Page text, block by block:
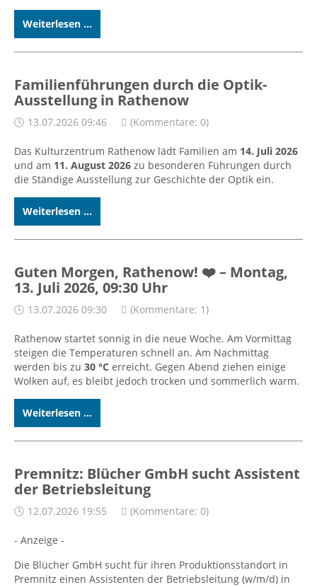
Weiterlesen ...
Familienführungen durch die Optik-
Ausstellung in Rathenow
13.07.2026 09:46 (Kommentare: 0)
Das Kulturzentrum Rathenow lädt Familien am 14. Juli 2026
und am 11. August 2026 zu besonderen Führungen durch
die Ständige Ausstellung zur Geschichte der Optik ein.
Weiterlesen ...
Guten Morgen, Rathenow! ❤️ – Montag,
13. Juli 2026, 09:30 Uhr
13.07.2026 09:30 (Kommentare: 1)
Rathenow startet sonnig in die neue Woche. Am Vormittag
steigen die Temperaturen schnell an. Am Nachmittag
werden bis zu 30 °C erreicht. Gegen Abend ziehen einige
Wolken auf, es bleibt jedoch trocken und sommerlich warm.
Weiterlesen ...
Premnitz: Blücher GmbH sucht Assistent
der Betriebsleitung
12.07.2026 19:55 (Kommentare: 0)
- Anzeige -
Die Blücher GmbH sucht für ihren Produktionsstandort in
Premnitz einen Assistenten der Betriebsleitung (w/m/d) in